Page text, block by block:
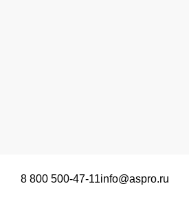
8 800 500-47-11info@aspro.ru